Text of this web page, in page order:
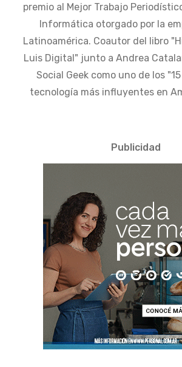
premio al Mejor Trabajo
Informática otorgado por la
Latinoamérica. Coautor del libro
Luis Digital" junto a Andrea
Social Geek como uno de los
tecnología más influyentes en
Publicidad